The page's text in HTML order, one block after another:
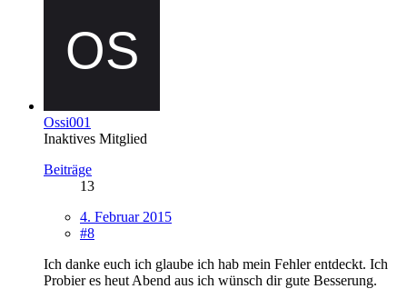
Ossi001
Inaktives Mitglied
Beiträge
13
4. Februar 2015
#8
Ich danke euch ich glaube ich hab mein Fehler entdeckt. Ich
Probier es heut Abend aus ich wünsch dir gute Besserung.